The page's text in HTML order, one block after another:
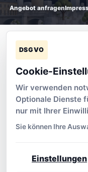
Angebot anfragen
DSGVO
Cookie-
Wir verwenden
Optionale Dienste
nur mit Ihrer
Sie können Ihre
Einstellungen